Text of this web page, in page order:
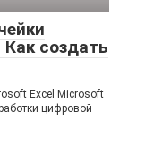
Как создать
Excel Microsoft
цифровой